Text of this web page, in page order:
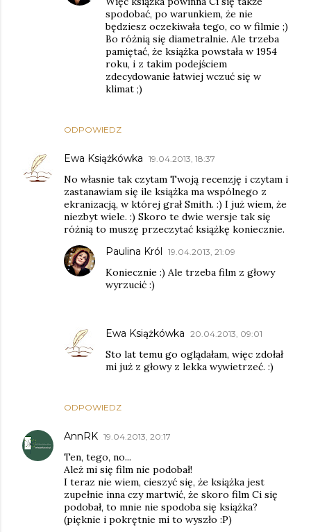
ODPOWIEDZ
spodobać, po warunkiem, że nie
będziesz oczekiwała tego, co w filmie ;)
Bo różnią się diametralnie. Ale trzeba
pamiętać, że książka powstała w 1954
roku, i z takim podejściem
zdecydowanie łatwiej wczuć się w
klimat ;)
Ewa Książkówka 19.04.2013, 18:37
No własnie tak czytam Twoją recenzję i czytam i
zastanawiam się ile książka ma wspólnego z
ekranizacją, w której grał Smith. :) I już wiem, że
niezbyt wiele. :) Skoro te dwie wersje tak się
różnią to muszę przeczytać książkę koniecznie.
ODPOWIEDZ
Paulina Król 19.04.2013, 21:09
Koniecznie :) Ale trzeba film z głowy
wyrzucić :)
Ewa Książkówka 20.04.2013, 09:01
Sto lat temu go oglądałam, więc zdołał
mi już z głowy z lekka wywietrzeć. :)
AnnRK 19.04.2013, 20:17
Ten, tego, no...
Ależ mi się film nie podobał!
I teraz nie wiem, cieszyć się, że książka jest
zupełnie inna czy martwić, że skoro film Ci się
podobał, to mnie nie spodoba się książka?
(pięknie i pokrętnie mi to wyszło :P)